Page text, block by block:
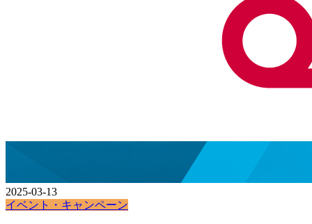
2025-03-13
イベント・キャンペーン